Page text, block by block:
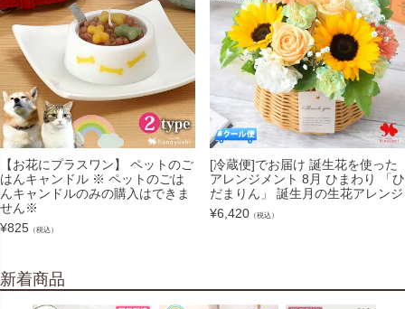
【お花にプラスワン】 ペットのご
はんキャンドル ※ ペットのごは
んキャンドルのみの購入はできま
せん※
¥825 （税込）
[冷蔵便]でお届け 誕生花を使った
アレンジメント 8月 ひまわり 「ひ
だまりん」 誕生月の生花アレンジ
¥6,420 （税込）
新着商品